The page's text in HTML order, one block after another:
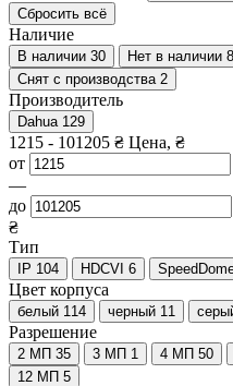
Сбросить всё
Наличие
В наличии 30 Нет в наличии
Снят с производства 2
Производитель
Dahua 129
1215 - 101205 ₴ Цена, ₴
от
—
до
₴
Тип
IP 104 HDCVI 6
Цвет корпуса
белый 114 черный 11
Разрешение
2 МП 35 3 МП 1 4 МП 50
12 МП 5